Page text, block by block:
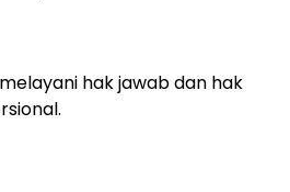
hak jawab dan hak